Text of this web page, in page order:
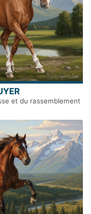
et du rassemblement